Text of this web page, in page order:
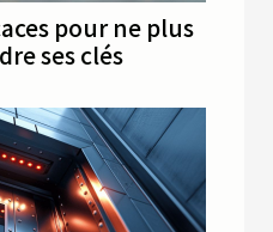
pour ne plus
ses clés